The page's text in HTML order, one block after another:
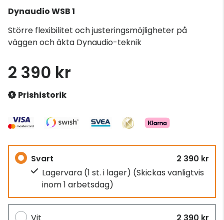
DynaudioWSB 1
Större flexibilitet och justeringsmöjligheter på
väggen och äkta Dynaudio-teknik
2 390 kr
Prishistorik
Svart
2 390 kr
Lagervara (1 st. i lager) (Skickas vanligtvis
inom 1 arbetsdag)
Vit
2 390 kr